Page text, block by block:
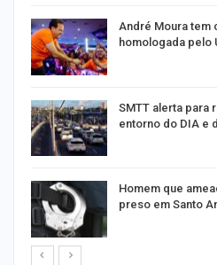
André Moura tem
homologada pelo
SMTT alerta para
entorno do DIA e
Homem que
preso em Santo